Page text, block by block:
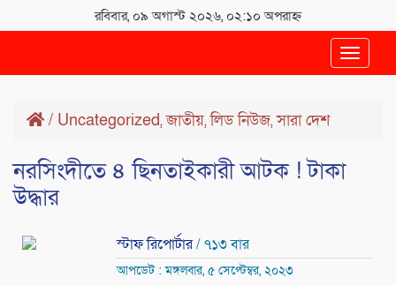
রবিবার, ০৯ অগাস্ট ২০২৬, ০২:১০ অপরাহ্ন
Toggle
/ Uncategorized,জাতীয়,লিড নিউজ,সারা দেশ
নরসিংদীতে ৪ ছিনতাইকারী আটক ! টাকা
উদ্ধার
স্টাফ রিপোর্টার/ ৭১৩ বার
আপডেট : মঙ্গলবার, ৫ সেপ্টেম্বর, ২০২৩